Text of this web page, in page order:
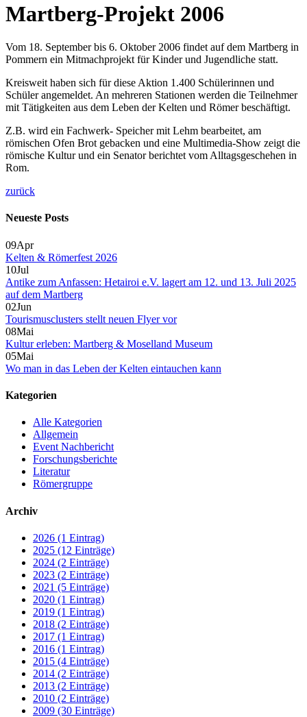
Martberg-Projekt 2006
Vom 18. September bis 6. Oktober 2006 findet auf dem Martberg in
Pommern ein Mitmachprojekt für Kinder und Jugendliche statt.
Kreisweit haben sich für diese Aktion 1.400 Schülerinnen und
Schüler angemeldet. An mehreren Stationen werden die Teilnehmer
mit Tätigkeiten aus dem Leben der Kelten und Römer beschäftigt.
Z.B. wird ein Fachwerk- Speicher mit Lehm bearbeitet, am
römischen Ofen Brot gebacken und eine Multimedia-Show zeigt die
römische Kultur und ein Senator berichtet vom Alltagsgeschehen in
Rom.
zurück
Neueste Posts
09Apr
Kelten & Römerfest 2026
10Jul
Antike zum Anfassen: Hetairoi e.V. lagert am 12. und 13. Juli 2025
auf dem Martberg
02Jun
Tourismusclusters stellt neuen Flyer vor
08Mai
Kultur erleben: Martberg & Moselland Museum
05Mai
Wo man in das Leben der Kelten eintauchen kann
Kategorien
Alle Kategorien
Allgemein
Event Nachbericht
Forschungsberichte
Literatur
Römergruppe
Archiv
2026 (1 Eintrag)
2025 (12 Einträge)
2024 (2 Einträge)
2023 (2 Einträge)
2021 (5 Einträge)
2020 (1 Eintrag)
2019 (1 Eintrag)
2018 (2 Einträge)
2017 (1 Eintrag)
2016 (1 Eintrag)
2015 (4 Einträge)
2014 (2 Einträge)
2013 (2 Einträge)
2010 (2 Einträge)
2009 (30 Einträge)